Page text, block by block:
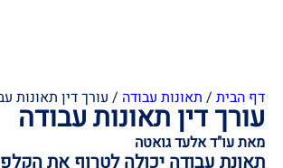
דף הבית / תאונות עבודה / עורך דין תאונות
עורך דין תאונות עבודה
מאת עו"ד אלעד גואטה
תאונת עבודה יכולה לטרוף את